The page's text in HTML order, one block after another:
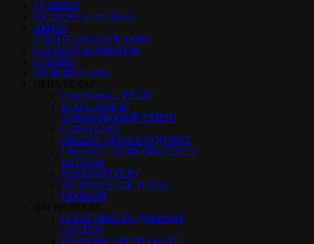
ГЛАВНАЯ
РАССРОЧКА НА ОКНА
АКЦИЯ
У КОГО ЗАКАЗАТЬ ОКНА
О НАШЕЙ КОМПАНИИ
ОТЗЫВЫ
ПРОИЗВОДСТВО
О компании - РЕХАУ
BLITZ: ВЫБОР,
СОХРАНЯЮЩИЙ ТЕПЛО
CONSTANTA
GRAZIO: ОКНО В БУДУЩЕЕ
DELIGHT: ГАРМОНИЯ СВЕТА
И СТИЛЯ
РЕХАУ-INTELIO
INTELIO SLIDE РЕХАУ
DIAMANT
ОСОБЕННОСТИ ДВЕРНЫХ
СИСТЕМ
ВХОДНЫЕ ДВЕРИ РЕХАУ